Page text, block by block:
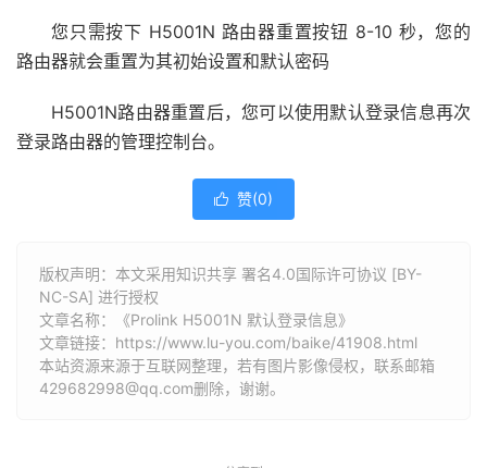
您只需按下 H5001N 路由器重置按钮 8-10 秒，您的
路由器就会重置为其初始设置和默认密码
H5001N路由器重置后，您可以使用默认登录信息再次
登录路由器的管理控制台。
 赞(0)
版权声明：本文采用知识共享 署名4.0国际许可协议 [BY-
NC-SA] 进行授权
文章名称：《Prolink H5001N 默认登录信息》
文章链接： https://www.lu-you.com/baike/41908.html
本站资源来源于互联网整理，若有图片影像侵权，联系邮箱
429682998@qq.com删除，谢谢。